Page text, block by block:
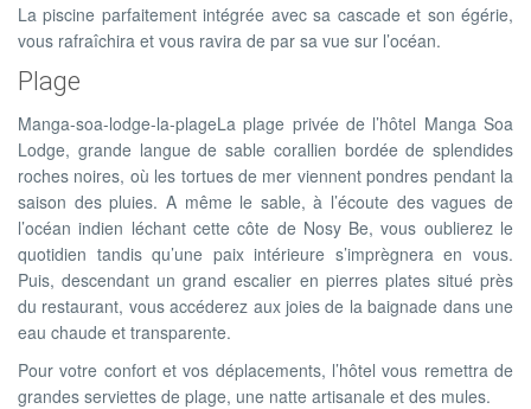
La piscine parfaitement intégrée avec sa cascade et son égérie,
vous rafraîchira et vous ravira de par sa vue sur l’océan.
Plage
Manga-soa-lodge-la-plageLa plage privée de l’hôtel Manga Soa
Lodge, grande langue de sable corallien bordée de splendides
roches noires, où les tortues de mer viennent pondres pendant la
saison des pluies. A même le sable, à l’écoute des vagues de
l’océan indien léchant cette côte de Nosy Be, vous oublierez le
quotidien tandis qu’une paix intérieure s’imprègnera en vous.
Puis, descendant un grand escalier en pierres plates situé près
du restaurant, vous accéderez aux joies de la baignade dans une
eau chaude et transparente.
Pour votre confort et vos déplacements, l’hôtel vous remettra de
grandes serviettes de plage, une natte artisanale et des mules.